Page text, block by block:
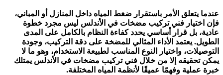
عندما يتعلق الأمر باستقرار ضغط المياه داخل المنازل أو المباني،
فإن اختيار فني تركيب مضخات في الأندلس ليس مجرد خطوة
عادية، بل قرار أساسي يحدد كفاءة النظام بالكامل على المدى
الطويل. يعتمد الأداء المثالي للمضخة على دقة التركيب، وجودة
التوصيلات، واختيار النوع المناسب لطبيعة الاستخدام، وهو ما لا
يمكن تحقيقه إلا من خلال فني تركيب مضخات في الأندلس يمتلك
خبرة عملية وفهمًا عميقًا لأنظمة المياه المختلفة.